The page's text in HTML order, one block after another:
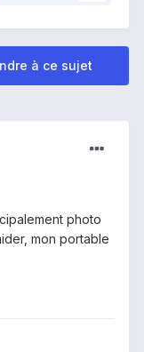
à ce sujet
photo
mon portable